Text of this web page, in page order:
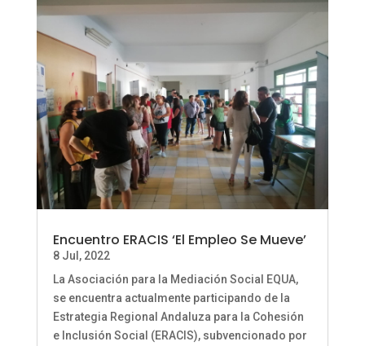
Encuentro ERACIS ‘El Empleo Se Mueve’
8 Jul, 2022
La Asociación para la Mediación Social EQUA,
se encuentra actualmente participando de la
Estrategia Regional Andaluza para la Cohesión
e Inclusión Social (ERACIS), subvencionado por